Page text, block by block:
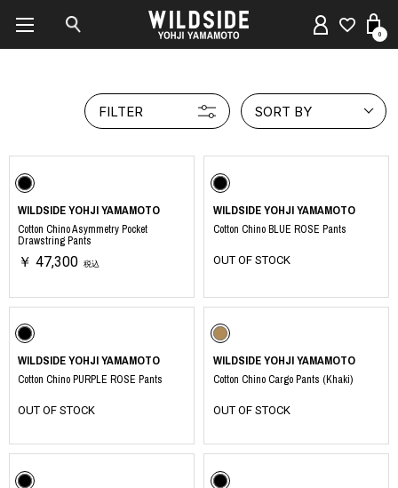
0
FILTER SORT BY
WILDSIDE YOHJI YAMAMOTO
Cotton Chino Asymmetry Pocket
Drawstring Pants
￥ 47,300 税込
WILDSIDE YOHJI YAMAMOTO
Cotton Chino BLUE ROSE Pants
OUT OF STOCK
WILDSIDE YOHJI YAMAMOTO
Cotton Chino PURPLE ROSE Pants
OUT OF STOCK
WILDSIDE YOHJI YAMAMOTO
Cotton Chino Cargo Pants (Khaki)
OUT OF STOCK